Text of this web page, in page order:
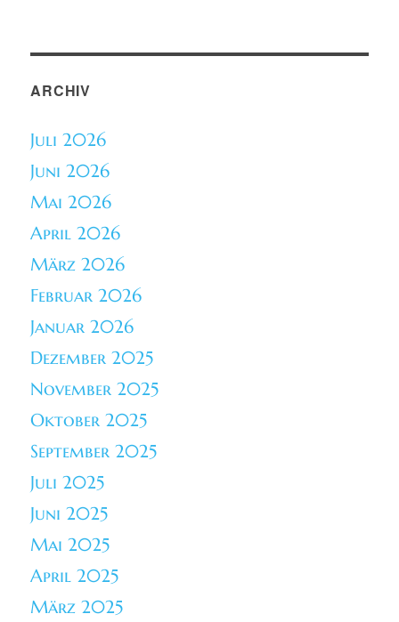
ARCHIV
Juli 2026
Juni 2026
Mai 2026
April 2026
März 2026
Februar 2026
Januar 2026
Dezember 2025
November 2025
Oktober 2025
September 2025
Juli 2025
Juni 2025
Mai 2025
April 2025
März 2025